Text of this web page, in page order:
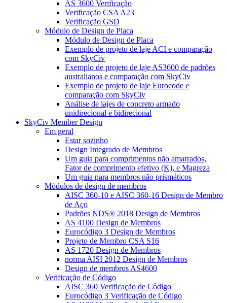
AS 3600 Verificação
Verificação CSA A23
Verificação GSD
Módulo de Design de Placa
Módulo de Design de Placa
Exemplo de projeto de laje ACI e comparação
com SkyCiv
Exemplo de projeto de laje AS3600 de padrões
australianos e comparação com SkyCiv
Exemplo de projeto de laje Eurocode e
comparação com SkyCiv
Análise de lajes de concreto armado
unidirecional e bidirecional
SkyCiv Member Design
Em geral
Estar sozinho
Design Integrado de Membros
Um guia para comprimentos não amarrados,
Fator de comprimento efetivo (K), e Magreza
Um guia para membros não prismáticos
Módulos de design de membros
AISC 360-10 e AISC 360-16 Design de Membro
de Aço
Padrões NDS® 2018 Design de Membros
AS 4100 Design de Membros
Eurocódigo 3 Design de Membros
Projeto de Membro CSA S16
AS 1720 Design de Membros
norma AISI 2012 Design de Membros
Design de membros AS4600
Verificação de Código
AISC 360 Verificação de Código
Eurocódigo 3 Verificação de Código